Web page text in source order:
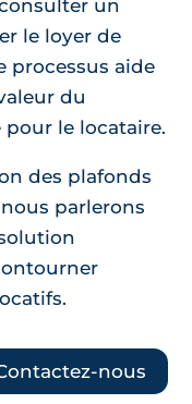
un
le loyer de
processus aide
du
le locataire.
des plafonds
parlerons
nous